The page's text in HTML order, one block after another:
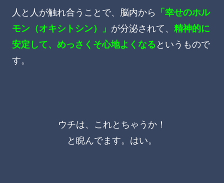
人と人が触れ合うことで、脳内から 「幸せのホル
モン（オキシトシン）」 が分泌されて、 精神的に
安定して、めっさくそ心地よくなるというもので
す。
ウチは、これとちゃうか！
と睨んでます。はい。